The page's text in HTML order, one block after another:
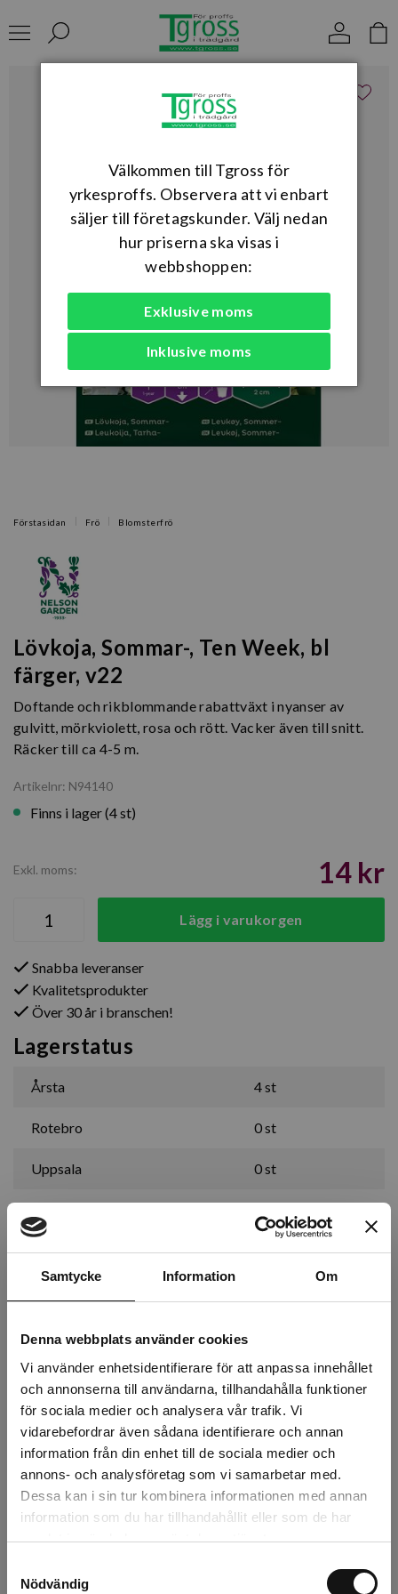
Samtycke Information Om
Denna webbplats använder cookies
Vi använder enhetsidentifierare för att anpassa innehållet
och annonserna till användarna, tillhandahålla funktioner
för sociala medier och analysera vår trafik. Vi
vidarebefordrar även sådana identifierare och annan
information från din enhet till de sociala medier och
annons- och analysföretag som vi samarbetar med.
Dessa kan i sin tur kombinera informationen med annan
information som du har tillhandahållit eller som de har
samlat in när du har använt deras tjänster.
Nödvändig
Förstasidan Frö Blomsterfrö
Lövkoja, Sommar-, Ten Week, bl
färger, v22
Doftande och rikblommande rabattväxt i nyanser av
gulvitt, mörkviolett, rosa och rött. Vacker även till snitt.
Räcker till ca 4-5 m.
Artikelnr: N94140
Finns i lager (4 st)
Exkl. moms: 14 kr
Lägg i varukorgen
Snabba leveranser
Kvalitetsprodukter
Över 30 år i branschen!
Lagerstatus
Årsta 4 st
Rotebro 0 st
Uppsala 0 st
Om tillverkaren
Relaterade produkter
Välkommen till Tgross för
yrkesproffs. Observera att vi enbart
säljer till företagskunder. Välj nedan
hur priserna ska visas i
webbshoppen:
Exklusive moms
Inklusive moms